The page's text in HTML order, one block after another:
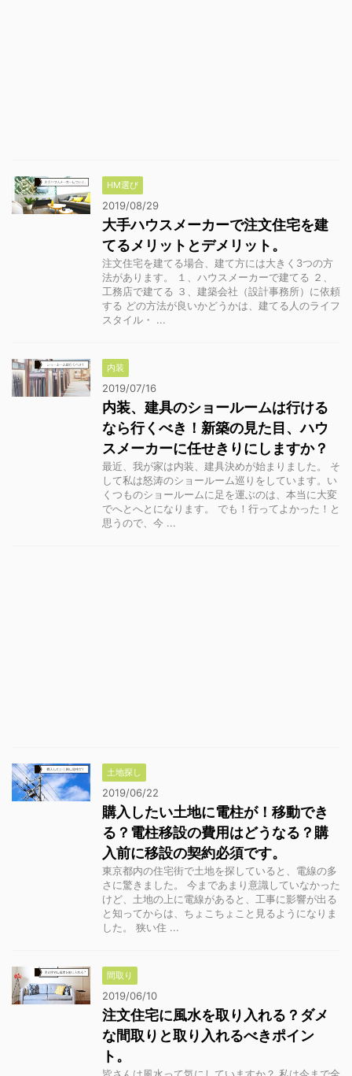
HM選び
2019/08/29
大手ハウスメーカーで注文住宅を建
てるメリットとデメリット。
注文住宅を建てる場合、建て方には大きく3つの方
法があります。 １、ハウスメーカーで建てる ２、
工務店で建てる ３、建築会社（設計事務所）に依頼
する どの方法が良いかどうかは、建てる人のライフ
スタイル・ ...
内装
2019/07/16
内装、建具のショールームは行ける
なら行くべき！新築の見た目、ハウ
スメーカーに任せきりにしますか？
最近、我が家は内装、建具決めが始まりました。 そ
して私は怒涛のショールーム巡りをしています。い
くつものショールームに足を運ぶのは、本当に大変
でへとへとになります。 でも！行ってよかった！と
思うので、今 ...
土地探し
2019/06/22
購入したい土地に電柱が！移動でき
る？電柱移設の費用はどうなる？購
入前に移設の契約必須です。
東京都内の住宅街で土地を探していると、電線の多
さに驚きました。 今まであまり意識していなかった
けど、土地の上に電線があると、工事に影響が出る
と知ってからは、ちょこちょこと見るようになりま
した。 狭い住 ...
間取り
2019/06/10
注文住宅に風水を取り入れる？ダメ
な間取りと取り入れるべきポイン
ト。